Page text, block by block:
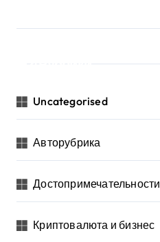
Uncategorised
Авторубрика
Достопримечательности
Криптовалюта и бизнес